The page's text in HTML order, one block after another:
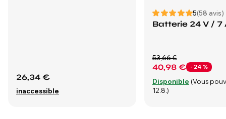
26,34 €
inaccessible
5(58 avis)
Batterie 24 V / 7
40,98 € - 24 %
53,66 €
Disponible (Vous
12.8.)